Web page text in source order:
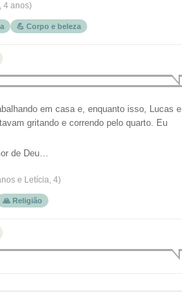
4 anos)
💪 Corpo e beleza
em casa e, enquanto isso, Lucas e
gritando e correndo pelo quarto. Eu
de Deu…
e Letícia, 4)
🙏 Religião